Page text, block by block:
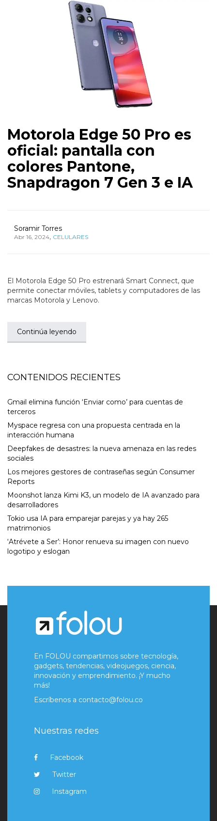
Motorola Edge 50 Pro es
oficial: pantalla con
colores Pantone,
Snapdragon 7 Gen 3 e IA
Soramir Torres
Abr 16, 2024, CELULARES
El Motorola Edge 50 Pro estrenará Smart Connect, que
permite conectar móviles, tablets y computadores de las
marcas Motorola y Lenovo.
Continúa leyendo
CONTENIDOS RECIENTES
Gmail elimina función ‘Enviar como’ para cuentas de
terceros
Myspace regresa con una propuesta centrada en la
interacción humana
Deepfakes de desastres: la nueva amenaza en las redes
sociales
Los mejores gestores de contraseñas según Consumer
Reports
Moonshot lanza Kimi K3, un modelo de IA avanzado para
desarrolladores
Tokio usa IA para emparejar parejas y ya hay 265
matrimonios
‘Atrévete a Ser’: Honor renueva su imagen con nuevo
logotipo y eslogan
En FOLOU compartimos sobre tecnología,
gadgets, tendencias, videojuegos, ciencia,
innovación y emprendimiento. ¡Y mucho
más!
Escríbenos a contacto@folou.co
Nuestras redes
Facebook
Twitter
Instagram